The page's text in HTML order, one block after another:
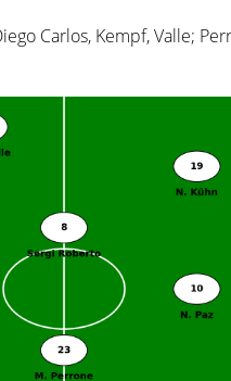
Carlos, Kempf, Valle;